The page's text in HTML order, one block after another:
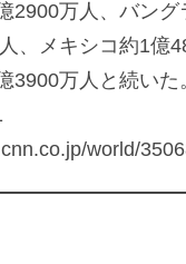
2900万人、バング
、メキシコ約1億
3900万人と続いた
world/